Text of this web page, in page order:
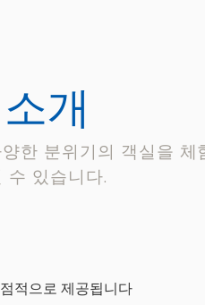
개
한 분위기의 객실을
수 있습니다.
적으로 제공됩니다